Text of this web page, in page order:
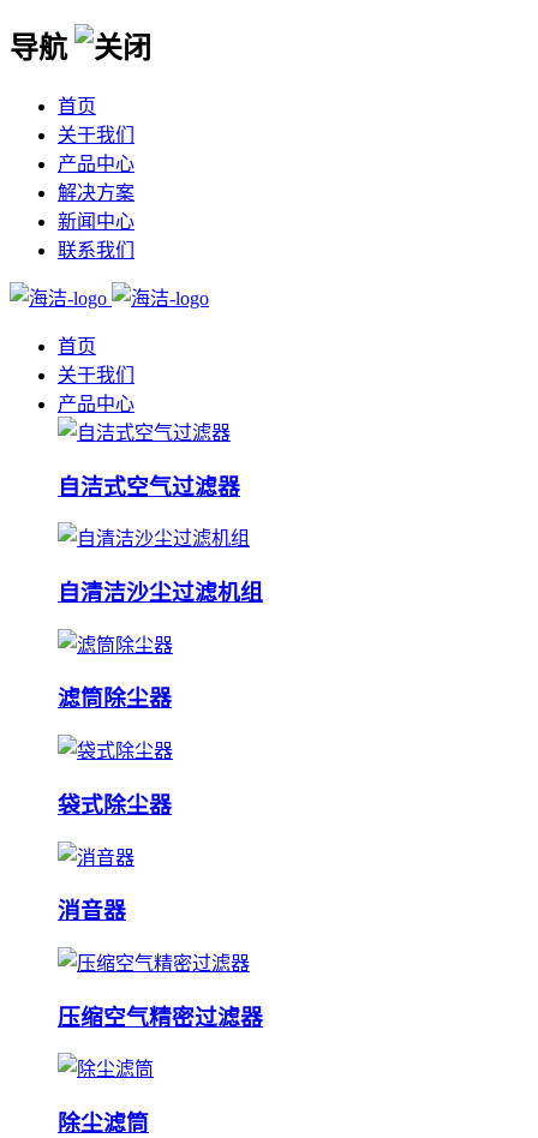
导航
首页
关于我们
产品中心
解决方案
新闻中心
联系我们
首页
关于我们
产品中心
自洁式空气过滤器
自清洁沙尘过滤机组
滤筒除尘器
袋式除尘器
消音器
压缩空气精密过滤器
除尘滤筒